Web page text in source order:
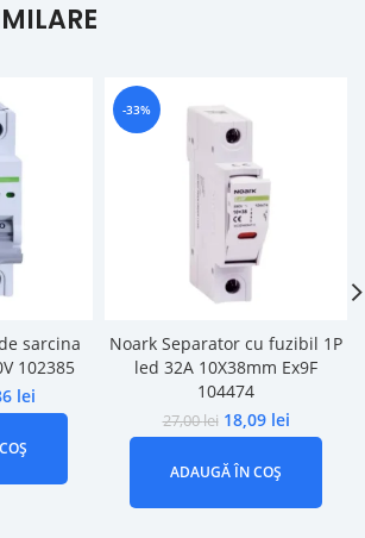
sarcina
102385
lei
-33%
Noark Separator cu fuzibil 1P
led 32A 10X38mm Ex9F
104474
27,00lei 18,09 lei
ADAUGĂ ÎN COȘ